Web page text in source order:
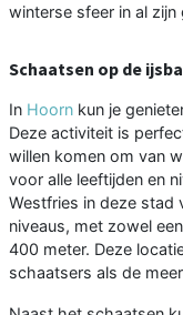
winterse sfeer in al zijn
Schaatsen op de
In Hoorn kun je
Deze activiteit is
willen komen om van
voor alle leeftijden en
Westfries in deze stad
niveaus, met zowel
400 meter. Deze
schaatsers als de